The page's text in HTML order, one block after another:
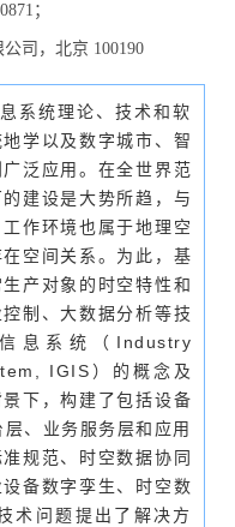
；
司，北京 100190
系统理论、技术和软
学以及数字城市、智
泛应用。在全世界范
建设是大势所趋，与
作环境也属于地理空
空间关系。为此，基
产对象的时空特性和
制、大数据分析等技
息系统（Industry
IGIS）的概念及
下，构建了包括设备
、业务服务层和应用
规范、时空数据协同
备数字孪生、时空数
术问题提出了解决方